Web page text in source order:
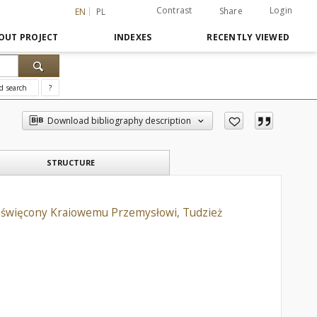
EN PL Contrast Share Login
PROJECT INDEXES RECENTLY VIEWED
search ?
Download bibliography description
STRUCTURE
Kraiowemu Przemysłowi, Tudzież